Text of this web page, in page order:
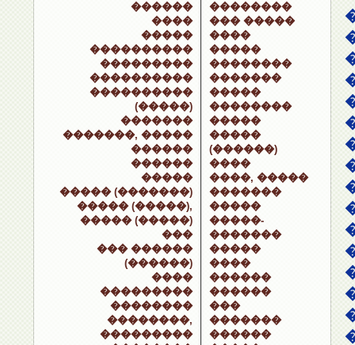
������
����
�����
����������
���������
����������
����������
(�����)
�������
�������, �����
������
������
�����
����� (�������)
����� (�����),
����� (�����)
���
��� ������
(������)
����
���������
��������
��������,
���������
��������
��� �����
����
�����
��������
�������
�����
��������
�����
�����
(������)
����
����, �����
�������
�����
�����-
�������
�����
����
������
������
���
�������
������